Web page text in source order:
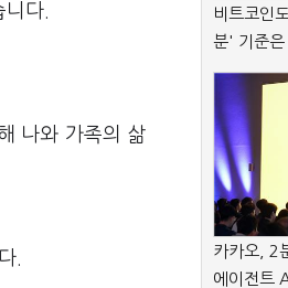
다.
나와 가족의 삶
.
비트코인
분' 기준은
카카오, 2
에이전트